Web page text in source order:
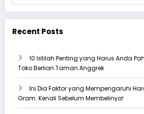
Recent Posts
10 Istilah Penting yang Harus Anda
Toko Berlian Taman Anggrek
Ini Dia Faktor yang Mempengaruhi
Gram. Kenali Sebelum Membelinya!